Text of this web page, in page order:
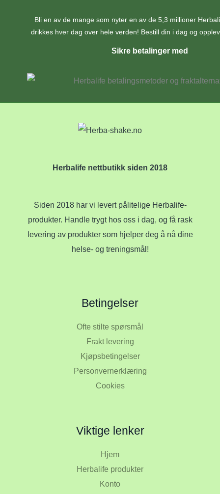
Bli en av de mange som nyter en av de 5,3 millioner
drikkes hver dag over hele verden! Bestill din i dag og
Sikre betalinger med
Herbalife nettbutikk siden 2018
Siden 2018 har vi levert pålitelige Herbalife-
produkter. Handle trygt hos oss i dag, og få rask
levering av produkter som hjelper deg å nå dine
helse- og treningsmål!
Betingelser
Ofte stilte spørsmål
Frakt levering
Kjøpsbetingelser
Personvernerklæring
Cookies
Viktige lenker
Hjem
Herbalife produkter
Konto